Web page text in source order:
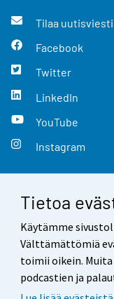
Tietoa
Käytämme
Välttämättömiä
toimii oikein.
podcastien ja
Tilaa uutisviesti
Facebook
Twitter
LinkedIn
YouTube
Instagram
Yhteystiedot
Palaute
Käyttöehdot